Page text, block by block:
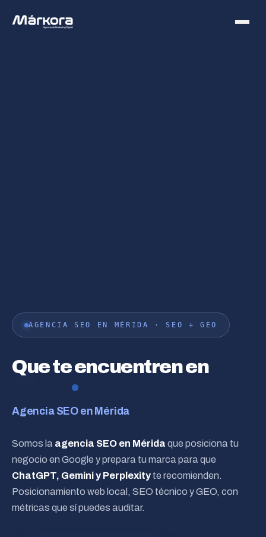
AGENCIA SEO EN MÉRIDA · SEO + GEO
Que te encuentren en
ChatGPT
Agencia SEO en Mérida
Somos la agencia SEO en Mérida que posiciona tu
negocio en Google y prepara tu marca para que
ChatGPT, Gemini y Perplexity te recomienden.
Posicionamiento web local, SEO técnico y GEO, con
métricas que sí puedes auditar.